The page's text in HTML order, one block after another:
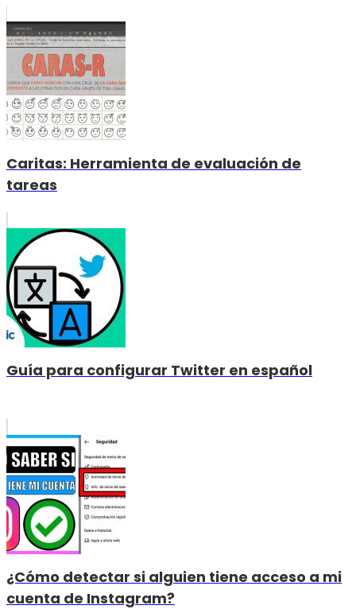
Caritas: Herramienta de evaluación de
tareas
Guía para configurar Twitter en español
¿Cómo detectar si alguien tiene acceso a mi
cuenta de Instagram?